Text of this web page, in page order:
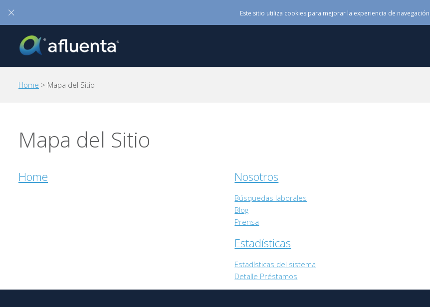
× Este sitio utiliza cookies para mejorar la experiencia de navegación.
Home > Mapa del Sitio
Mapa del Sitio
Home Nosotros
Búsquedas laborales
Blog
Prensa
Estadística‎s
Estadísticas del sistema
Detalle Préstamos